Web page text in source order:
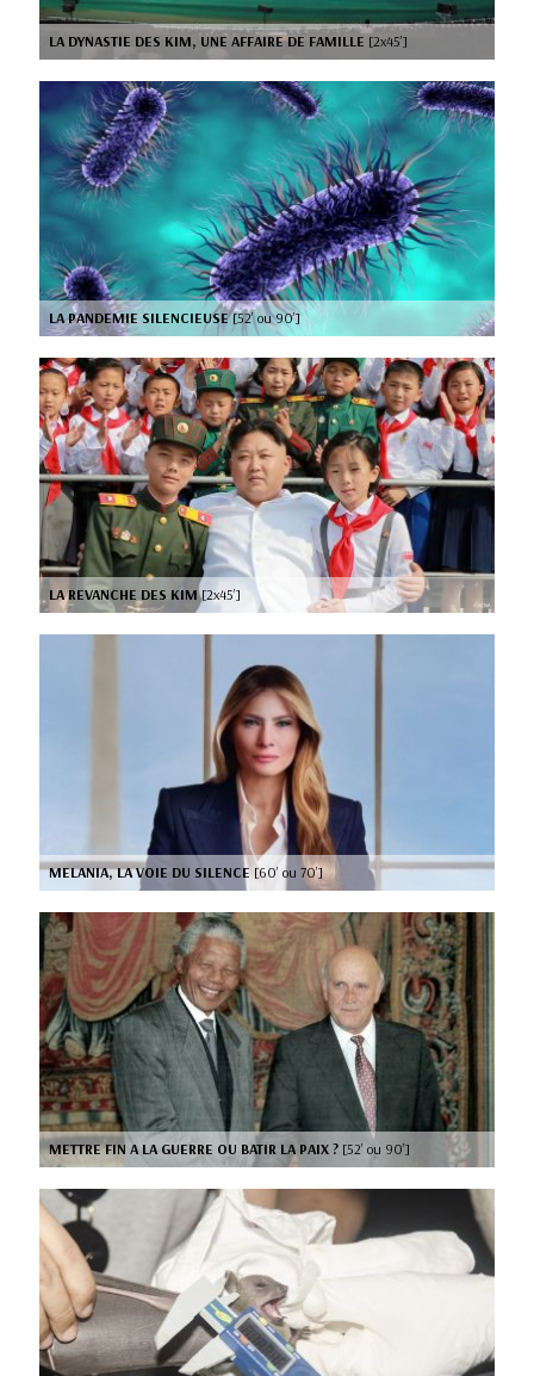
LA DYNASTIE DES KIM, UNE AFFAIRE DE FAMILLE [2x45’]
LA PANDEMIE SILENCIEUSE[52’ ou 90’]
LA REVANCHE DES KIM[2x45’]
MELANIA, LA VOIE DU SILENCE [60’ ou 70’]
METTRE FIN A LA GUERRE OU BATIR LA PAIX ? [52’ ou 90’]